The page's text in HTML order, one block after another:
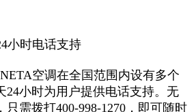
小时电话支持
空调在全国范围内设有多个
24小时为用户提供电话支持。无
需拨打400-998-1270，即可随时